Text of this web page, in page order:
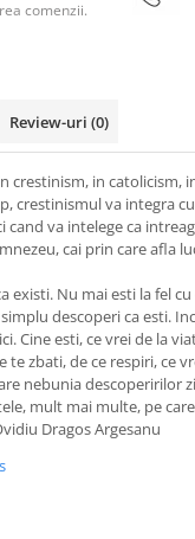
comenzii.
Review-uri (0)
crestinism, in catolicism,
crestinismul va integra
va intelege ca
cai prin care afla
existi. Nu mai esti la fel
descoperi ca esti.
Cine esti, ce vrei de la
te zbati, de ce respiri, ce
nebunia descoperirilor
mult mai multe, pe
Dragos Argesanu